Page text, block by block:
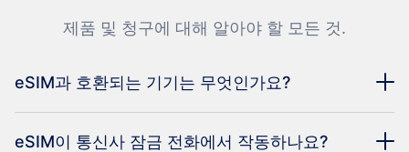
제품 및 청구에 대해 알아야 할 모든 것.
eSIM과 호환되는 기기는 무엇인가요?
eSIM이 통신사 잠금 전화에서 작동하나요?